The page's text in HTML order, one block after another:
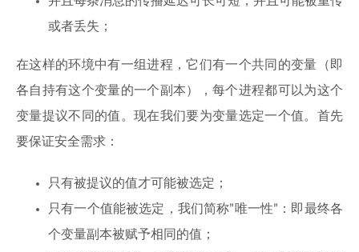
或者丢失；
在这样的环境中有一组进程，它们有一个共同的变量（即
各自持有这个变量的一个副本），每个进程都可以为这个
变量提议不同的值。现在我们要为变量选定一个值。首先
要保证安全需求：
只有被提议的值才可能被选定；
只有一个值能被选定，我们简称”唯一性”：即最终各
个变量副本被赋予相同的值；